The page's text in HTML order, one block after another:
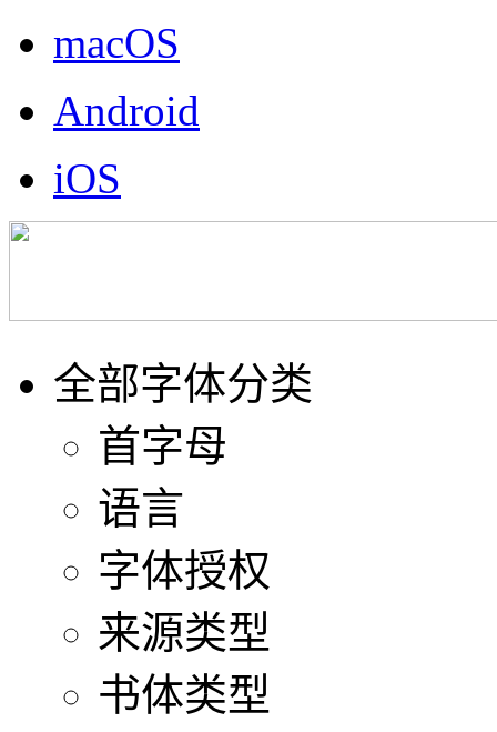
macOS
Android
iOS
全部字体分类
首字母
语言
字体授权
来源类型
书体类型